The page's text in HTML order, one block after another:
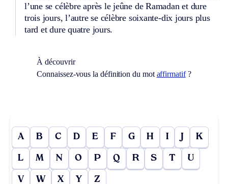
l’une se célèbre après le jeûne de Ramadan et dure
trois jours, l’autre se célèbre soixante-dix jours plus
tard et dure quatre jours.
À découvrir
Connaissez-vous la définition du mot affirmatif?
A B C D E F G H I J K
L M N O P Q R S T U
V W X Y Z